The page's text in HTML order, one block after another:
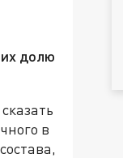
долю
в